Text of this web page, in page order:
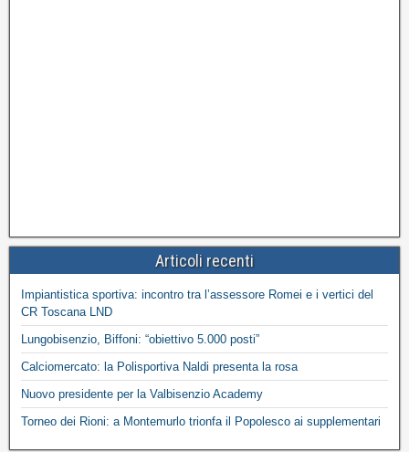
Articoli recenti
Impiantistica sportiva: incontro tra l’assessore Romei e i vertici del
CR Toscana LND
Lungobisenzio, Biffoni: “obiettivo 5.000 posti”
Calciomercato: la Polisportiva Naldi presenta la rosa
Nuovo presidente per la Valbisenzio Academy
Torneo dei Rioni: a Montemurlo trionfa il Popolesco ai supplementari